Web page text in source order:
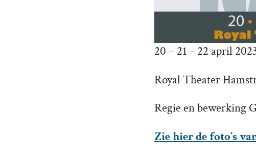
20 – 21 – 22 april
Royal Theater
Regie en bewerking
Zie hier de foto’s